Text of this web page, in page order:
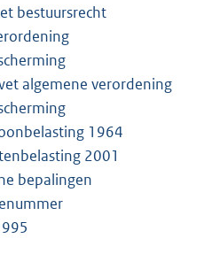
bestuursrecht
algemene verordening
1964
2001
bepalingen